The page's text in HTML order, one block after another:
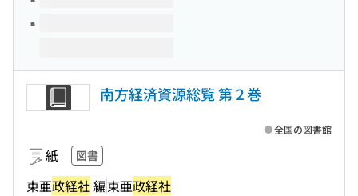
南方経済資源総覧 第２巻
紙 図書
東亜政経社編東亜政経社
全国の図書館